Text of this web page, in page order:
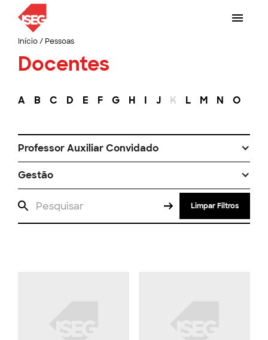
Início/ Pessoas
Docentes
A B C D E F G H I J K L M N O
Professor Auxiliar Convidado
Gestão
Limpar Filtros